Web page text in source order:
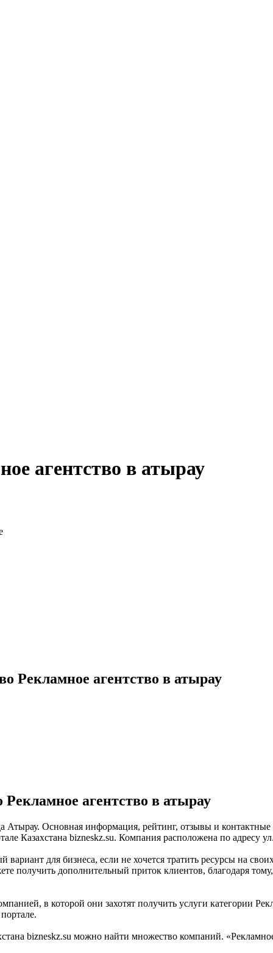
агентство в атырау
Рекламное агентство в атырау
агентство в атырау
Атырау. Основная информация, рейтинг, отзывы и
Казахстана bizneskz.su. Компания расположена по адресу
для бизнеса, если не хочется тратить ресурсы на
получить дополнительный приток клиентов, благодаря
в которой они захотят получить услуги категории
bizneskz.su можно найти множество компаний.